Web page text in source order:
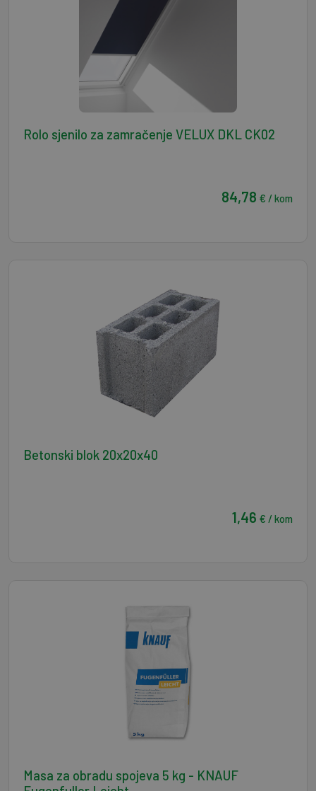
Rolo sjenilo za zamračenje VELUX DKL CK02
84,78 € / kom
Betonski blok 20x20x40
1,46 € / kom
Masa za obradu spojeva 5 kg - KNAUF